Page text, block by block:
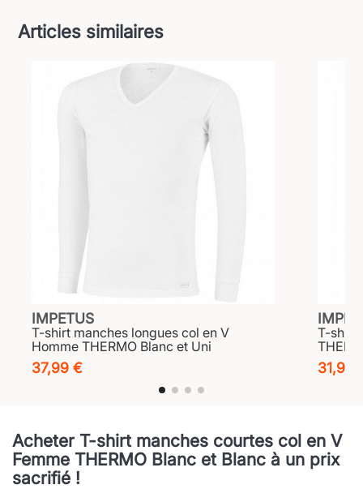
Articles similaires
IMPETUS
T-shirt manches longues col en V
Homme THERMO Blanc et Uni
37,99 €
T-shirt
31,99
Acheter T-shirt manches courtes col en V
Femme THERMO Blanc et Blanc à un prix
sacrifié !